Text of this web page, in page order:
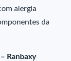
alergia
da
Ranbaxy